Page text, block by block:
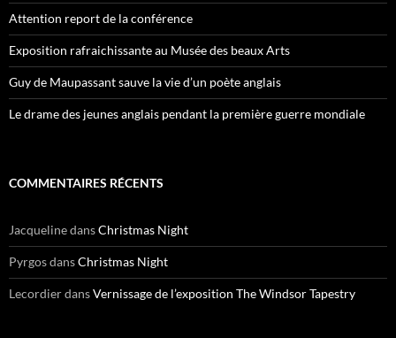
Attention report de la conférence
Exposition rafraichissante au Musée des beaux Arts
Guy de Maupassant sauve la vie d’un poète anglais
Le drame des jeunes anglais pendant la première guerre mondiale
COMMENTAIRES RÉCENTS
JacquelinedansChristmas Night
PyrgosdansChristmas Night
LecordierdansVernissage de l’exposition The Windsor Tapestry